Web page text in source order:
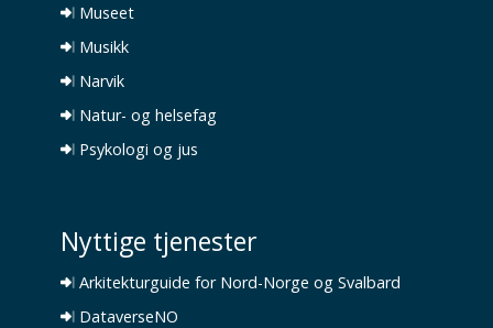
Museet
Musikk
Narvik
Natur- og helsefag
Psykologi og jus
Nyttige tjenester
Arkitekturguide for Nord-Norge og Svalbard
DataverseNO